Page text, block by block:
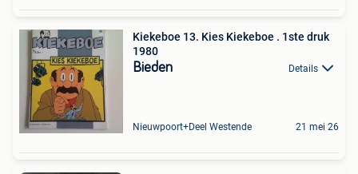
Kiekeboe 13. Kies Kiekeboe . 1ste druk
1980
Bieden Details
Nieuwpoort+Deel Westende 21 mei 26